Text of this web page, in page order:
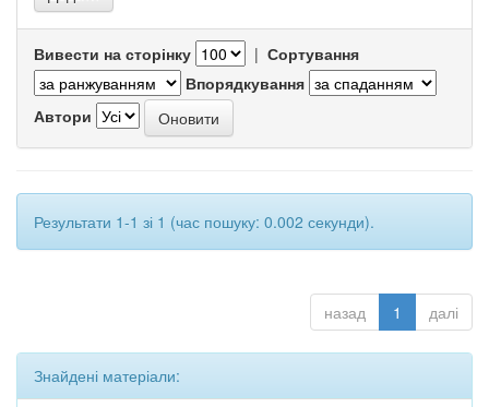
Вивести на сторінку | Сортування
Впорядкування
Автори
Результати 1-1 зі 1 (час пошуку: 0.002 секунди).
назад 1 далі
Знайдені матеріали: